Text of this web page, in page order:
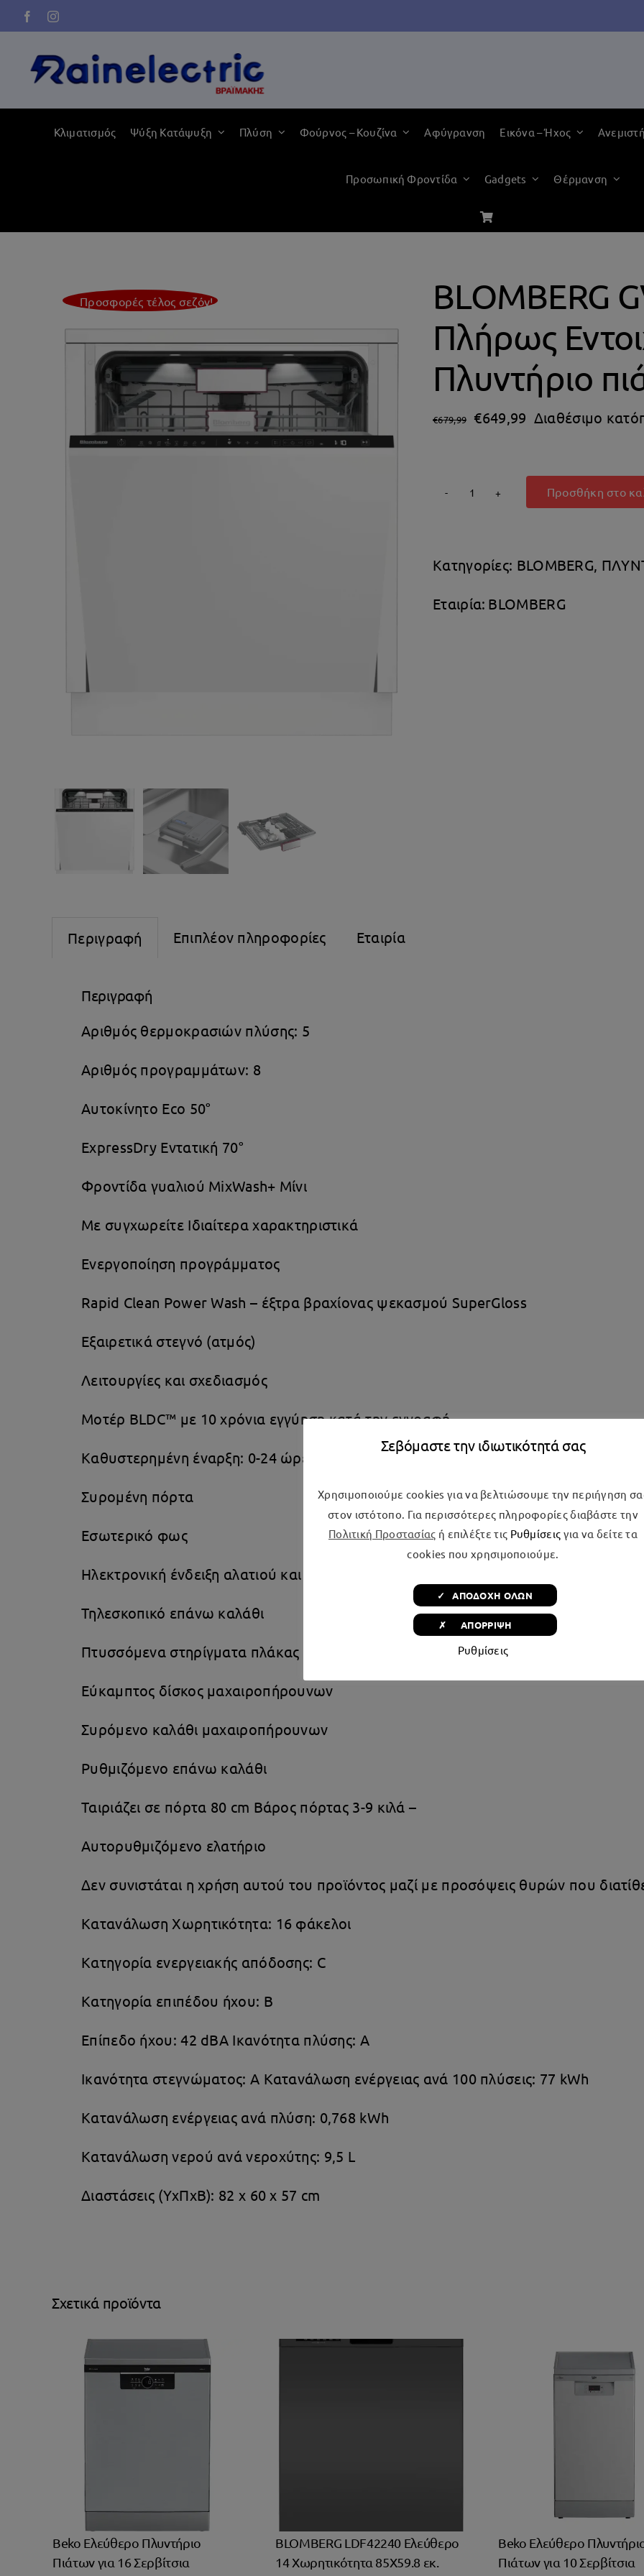
Μετάβαση
στο
περιεχόμενο
Κλιματισμός Ψύξη Κατάψυξη Πλύση Φούρνος – Κουζίνα Αφύγρανση Εικόνα – Ήχος
Προσωπική Φροντίδα Gadgets Θέρμανση
Προσφορές τέλος σεζόν!
BLOMBERG
Πλήρως
Πλυντήριο
€679,99
Original
€679,99.
€649,99 Η
είναι:
€649,99.
Διαθέσιμο
BLOMBERG
Πλήρως
Εντοιχιζόμενο
Προσθήκη στο
Κατηγορίες: BLOMBERG
Εταιρία: BLOMBERG
Περιγραφή Επιπλέον πληροφορίες Εταιρία
Περιγραφή
Αριθμός θερμοκρασιών πλύσης: 5
Αριθμός προγραμμάτων: 8
Αυτοκίνητο Eco 50°
ExpressDry Εντατική 70°
Φροντίδα γυαλιού MixWash+ Μίνι
Με συγχωρείτε Ιδιαίτερα χαρακτηριστικά
Ενεργοποίηση προγράμματος
Rapid Clean Power Wash – έξτρα βραχίονας ψεκασμού SuperGloss
Εξαιρετικά στεγνό (ατμός)
Λειτουργίες και σχεδιασμός
Μοτέρ BLDC™ με 10 χρόνια εγγύηση κατά την εγγραφή
Καθυστερημένη έναρξη: 0-24 ώρες
Συρομένη πόρτα
Εσωτερικό φως
Ηλεκτρονική ένδειξη αλατιού και αποστράγγισης
Τηλεσκοπικό επάνω καλάθι
Πτυσσόμενα στηρίγματα πλάκας και στα δύο καλάθια
Εύκαμπτος δίσκος μαχαιροπήρουνων
Συρόμενο καλάθι μαχαιροπήρουνων
Ρυθμιζόμενο επάνω καλάθι
Ταιριάζει σε πόρτα 80 cm Βάρος πόρτας 3-9 κιλά –
Αυτορυθμιζόμενο ελατήριο
Δεν συνιστάται η χρήση αυτού του προϊόντος μαζί με προσόψεις θυρών που
Κατανάλωση Χωρητικότητα: 16 φάκελοι
Κατηγορία ενεργειακής απόδοσης: C
Κατηγορία επιπέδου ήχου: Β
Επίπεδο ήχου: 42 dBA Ικανότητα πλύσης: Α
Ικανότητα στεγνώματος: Α Κατανάλωση ενέργειας ανά 100 πλύσεις: 77 kWh
Κατανάλωση ενέργειας ανά πλύση: 0,768 kWh
Κατανάλωση νερού ανά νεροχύτης: 9,5 L
Διαστάσεις (ΥxΠxΒ): 82 x 60 x 57 cm
Σχετικά προϊόντα
Beko Ελεύθερο Πλυντήριο
Πιάτων για 16 Σερβίτσια
BLOMBERG LDF42240 Ελεύθερο
14 Χωρητικότητα 85Χ59.8 εκ.
Beko Ελεύθερο
Πιάτων για 10 Σερβίτσια
Σεβόμαστε την ιδιωτικότητά σας
Χρησιμοποιούμε cookies για να βελτιώσουμε την περιήγηση
στον ιστότοπο. Για περισσότερες πληροφορίες διαβάστε την
Πολιτική Προστασίας ή επιλέξτε τις Ρυθμίσεις για να δείτε τα
cookies που χρησιμοποιούμε.
Ρυθμίσεις
✓ ΑΠΟΔΟΧΗ ΟΛΩΝ
✗ ΑΠΟΡΡΙΨΗ